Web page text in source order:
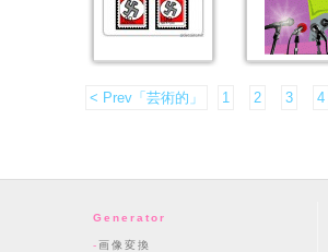
< Prev「芸術的」 1 2 3 4
Generator
画像変換